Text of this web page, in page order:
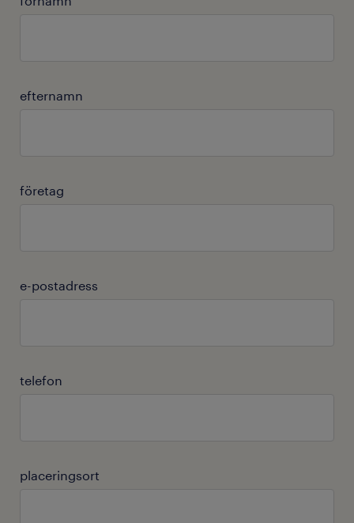
efternamn
företag
e-postadress
telefon
placeringsort